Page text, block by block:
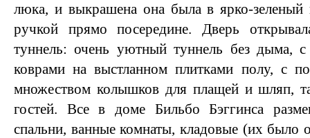
люка, и выкрашена она была в ярко-зеленый
ручкой прямо посередине. Дверь
туннель: очень уютный туннель без дыма,
коврами на выстланном плитками полу, с
множеством колышков для плащей и шляп,
гостей. Все в доме Бильбо Бэггинса
спальни, ванные комнаты, кладовые (их было